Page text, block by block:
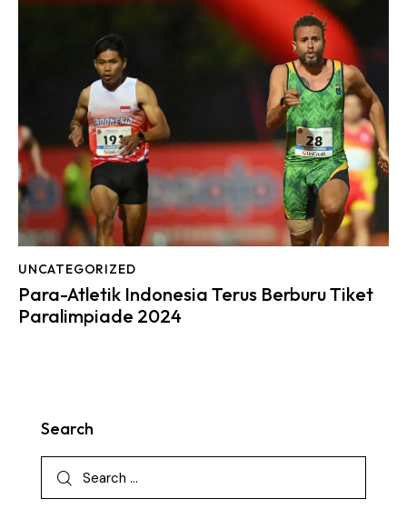
UNCATEGORIZED
Para-Atletik Indonesia Terus Berburu Tiket
Paralimpiade 2024
Search